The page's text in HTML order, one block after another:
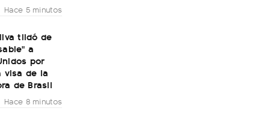
Hace 5 minutos
tildó de
a
por
visa de la
de Brasil
Hace 8 minutos